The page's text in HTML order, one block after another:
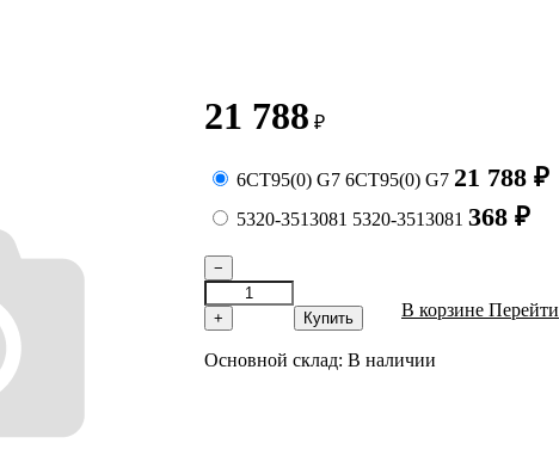
21 788 ₽
6СТ95(0) G7 6СТ95(0) G7 21 788 ₽
5320-3513081 5320-3513081 368 ₽
−
+ Купить В корзине Перейти
Основной склад: В наличии